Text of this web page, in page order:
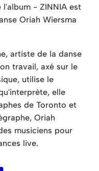
l'album - ZINNIA est
Oriah Wiersma
artiste de la danse
travail, axé sur le
utilise le
elle
de Toronto et
Oriah
musiciens pour
live.